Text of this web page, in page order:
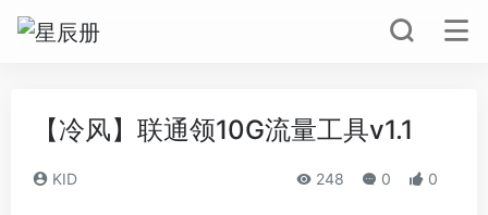
【冷风】联通领10G流量工具v1.1
KID 248 0 0